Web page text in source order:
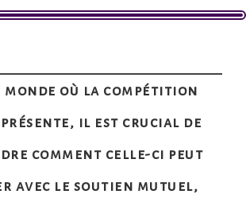
monde où la compétition
il est crucial de
comment celle-ci peut
avec le soutien mutuel,